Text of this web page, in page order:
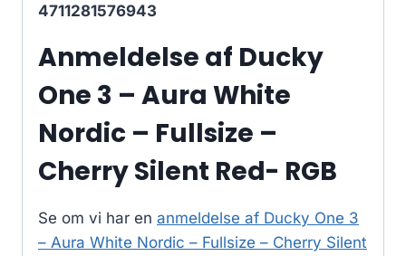
4711281576943
Anmeldelse af Ducky
One 3 – Aura White
Nordic – Fullsize –
Cherry Silent Red- RGB
Se om vi har en anmeldelse af Ducky One 3
– Aura White Nordic – Fullsize – Cherry Silent